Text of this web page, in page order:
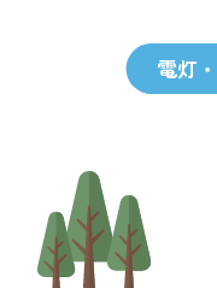
電灯